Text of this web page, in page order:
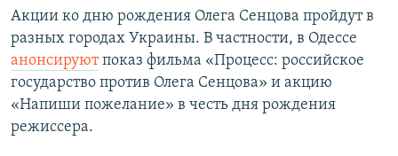
Акции ко дню рождения Олега Сенцова пройдут в
разных городах Украины. В частности, в Одессе
анонсируютпоказ фильма «Процесс: российское
государство против Олега Сенцова» и акцию
«Напиши пожелание» в честь дня рождения
режиссера.